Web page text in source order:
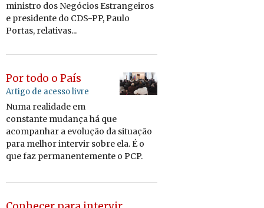
ministro dos Negócios Estrangeiros
e presidente do CDS-PP, Paulo
Portas, relativas...
Por todo o País
Artigo de acesso livre
Numa re­a­li­dade em
cons­tante mu­dança há que
acom­pa­nhar a evo­lução da si­tu­ação
para me­lhor in­tervir sobre ela. É o
que faz per­ma­nen­te­mente o PCP.